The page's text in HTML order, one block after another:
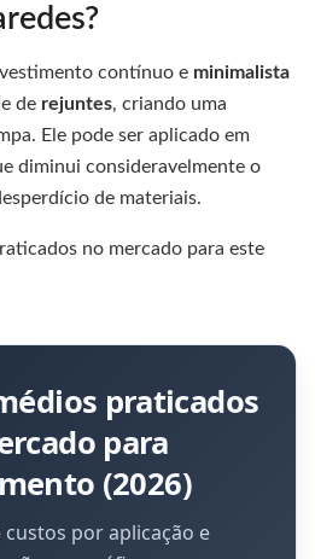
contínuo e minimalista
de rejuntes, criando uma
Ele pode ser aplicado em
diminui consideravelmente o
de materiais.
no mercado para este
praticados
para
(2026)
custos por aplicação e